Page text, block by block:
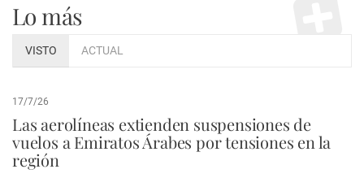
Lo más
VISTO ACTUAL
17/7/26
Las aerolíneas extienden suspensiones de
vuelos a Emiratos Árabes por tensiones en la
región